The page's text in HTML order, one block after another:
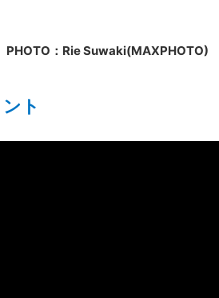
PHOTO：Rie Suwaki(MAXPHOTO)
ト